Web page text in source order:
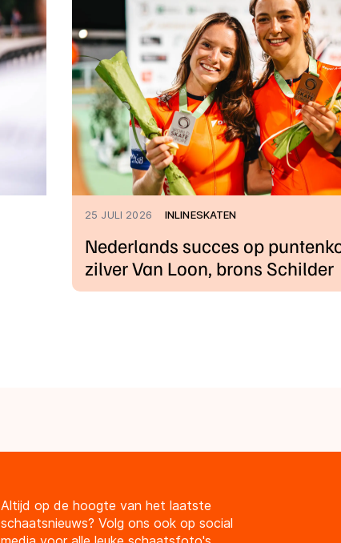
25 JULI 2026 INLINESKATEN
Nederlands succes op
zilver Van Loon, brons Schilder
Altijd op de hoogte van het laatste
schaatsnieuws? Volg ons ook op social